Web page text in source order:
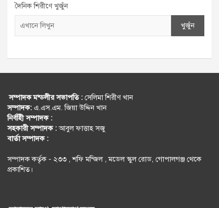
দৈনিক শিরীণে খুজুঁন
খুজুঁন
সম্পাদক মন্ডলীর সভাপতি : সেলিমা শিরীণ খান
সম্পাদক: এ.এস.এম. জিয়া উদ্দিন খান
নির্বহিী সম্পাদক :
সহকারী সম্পাদক :আবুল ফাত্তাহ সজু
বার্তা সম্পাদক :
সম্পাদক কর্তৃক - ২৩৩ , শফি মন্জিল , মডেল স্কুল রোড, গোপালগঞ্জ থেকে
প্রকাশিত।